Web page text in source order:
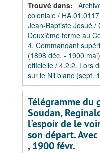
Trouvé dans:
coloniale /
Jean-Baptiste Josué /
Deuxième terme au
4. Commandant
(1898 déc. - 1900 mai)
officielle / 4.2.2. Lors
sur le Nil blanc (sept.
Télégramme du
Soudan,
l'espoir de le
son départ.
, 1900 févr.